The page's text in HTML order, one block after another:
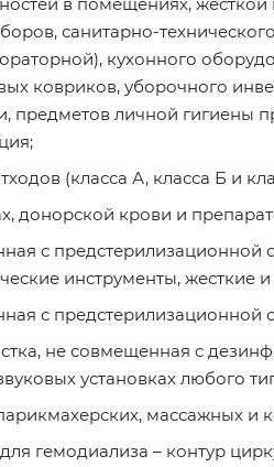
санитарно-
кухонного
ковриков, уборочного
предметов личной гигиены
(класса А, класса Б и
донорской крови и
с
инструменты,
с предстерилизационной
не совмещенная с
установках любого
массажных и
гемодиализа – контур